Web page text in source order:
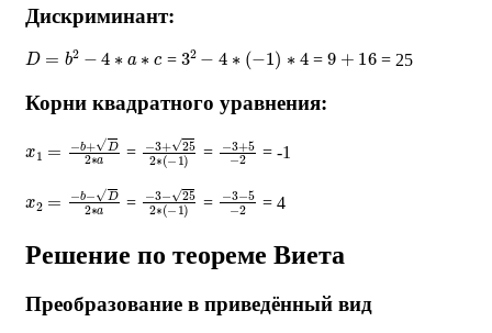
Дискриминант:
D= 2− a = 32 ∗ − )∗ = 9 +16 = 25
Корни квадратного уравнения:
+ D2∗ = 3 + 252 −1 )
= 3 +5 = -1
b−D2∗ = −3−252 (−1)
= −3−5 = 4
Решение по теореме Виета
Преобразование в приведённый вид